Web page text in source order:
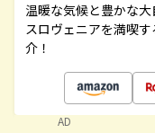
温暖な気候と豊かな
スロヴェニアを満喫
介！
AD